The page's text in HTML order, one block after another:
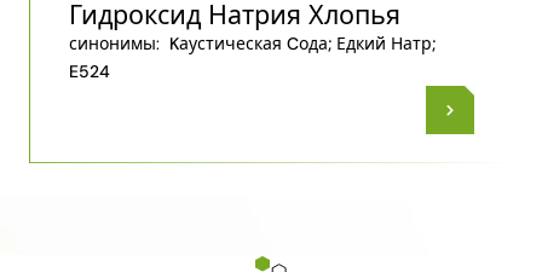
Гидроксид Натрия Хлопья
синонимы: Kаустическая Cода; Едкий Натр;
E524